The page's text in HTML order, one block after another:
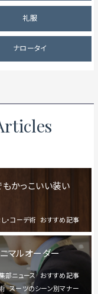
礼服
ナロータイ
かっこいい装い
おすすめ記事
・コーデ術
マルオーダー
おすすめ記事
部ニュース
スーツのシーン別マナー